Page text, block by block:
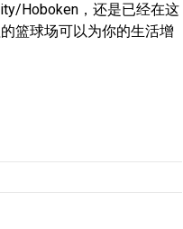
Hoboken，还是已经在这
篮球场可以为你的生活增